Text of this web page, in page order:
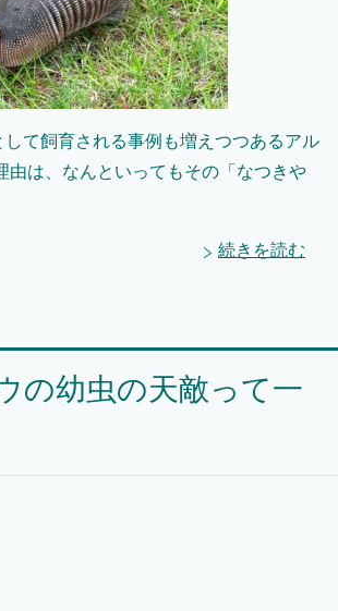
て飼育される事例も増えつつあるアル
由は、なんといってもその「なつきや
続きを読む
の幼虫の天敵って一